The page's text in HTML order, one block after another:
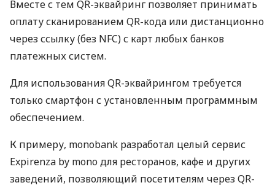
Вместе с тем QR-эквайринг позволяет принимать
оплату сканированием QR-кода или дистанционно
через ссылку (без NFC) с карт любых банков
платежных систем.
Для использования QR-эквайрингом требуется
только смартфон с установленным программным
обеспечением.
К примеру, monobank разработал целый сервис
Expirenza by mono для ресторанов, кафе и других
заведений, позволяющий посетителям через QR-